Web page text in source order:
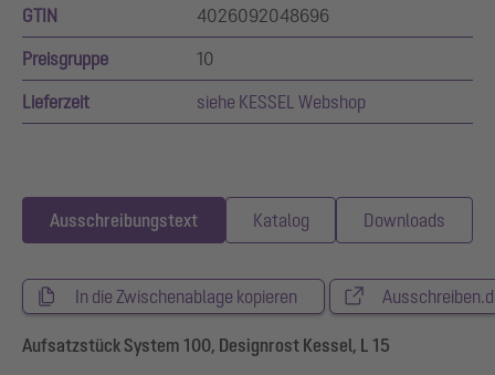
GTIN 4026092048696
Preisgruppe 10
Lieferzeit siehe KESSEL Webshop
Ausschreibungstext Katalog Downloads
In die Zwischenablage kopieren
Aufsatzstück System 100, Designrost Kessel, L 15